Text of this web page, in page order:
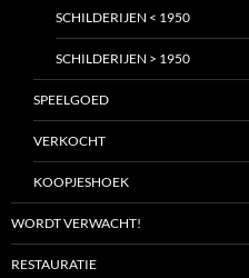
SCHILDERIJEN < 1950
SCHILDERIJEN > 1950
SPEELGOED
VERKOCHT
KOOPJESHOEK
WORDT VERWACHT!
RESTAURATIE